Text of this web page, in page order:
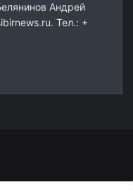
Андрей
Тел.: +